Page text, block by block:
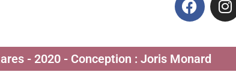
- 2020 - Conception : Joris Monard